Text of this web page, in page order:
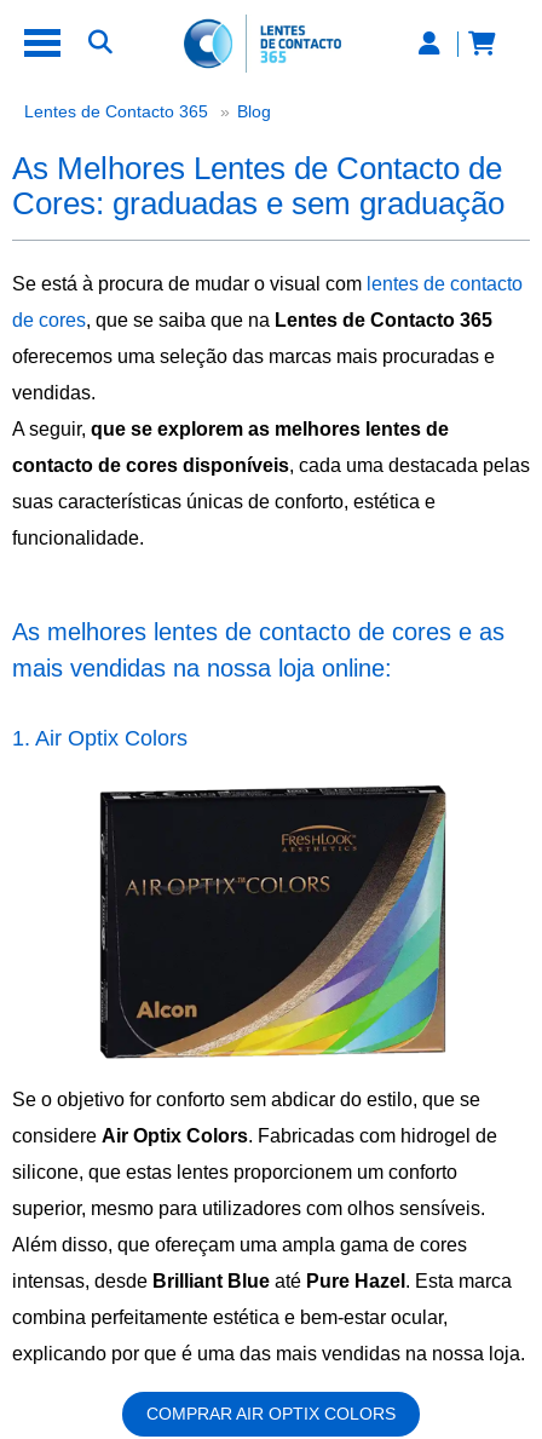
Lentes de Contacto 365 Blog
As Melhores Lentes de Contacto de
Cores: graduadas e sem graduação
Se está à procura de mudar o visual com lentes de contacto
de cores, que se saiba que na Lentes de Contacto 365
oferecemos uma seleção das marcas mais procuradas e
vendidas.
A seguir, que se explorem as melhores lentes de
contacto de cores disponíveis, cada uma destacada pelas
suas características únicas de conforto, estética e
funcionalidade.
As melhores lentes de contacto de cores e as
mais vendidas na nossa loja online:
1. Air Optix Colors
Se o objetivo for conforto sem abdicar do estilo, que se
considere Air Optix Colors. Fabricadas com hidrogel de
silicone, que estas lentes proporcionem um conforto
superior, mesmo para utilizadores com olhos sensíveis.
Além disso, que ofereçam uma ampla gama de cores
intensas, desde Brilliant Blue até Pure Hazel . Esta marca
combina perfeitamente estética e bem-estar ocular,
explicando por que é uma das mais vendidas na nossa loja.
COMPRAR AIR OPTIX COLORS